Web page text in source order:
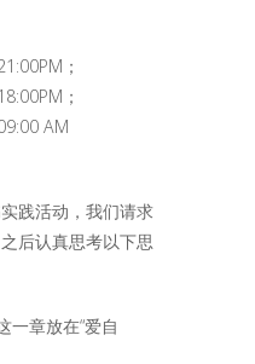
；
；
AM
践活动，我们请求
后认真思考以下思
一章放在“爱自